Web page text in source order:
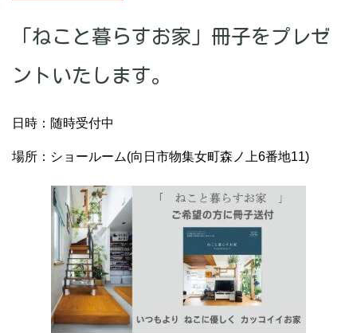
「ねこと暮らすお家」冊子をプレゼ
ントいたします。
日時：随時受付中
場所：ショールーム(向日市物集女町森ノ上6番地11)